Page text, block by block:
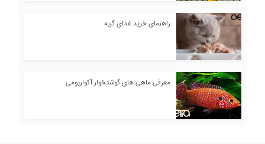
راهنمای خرید غذای گربه
معرفی ماهی های گوشتخوار آکواریومی